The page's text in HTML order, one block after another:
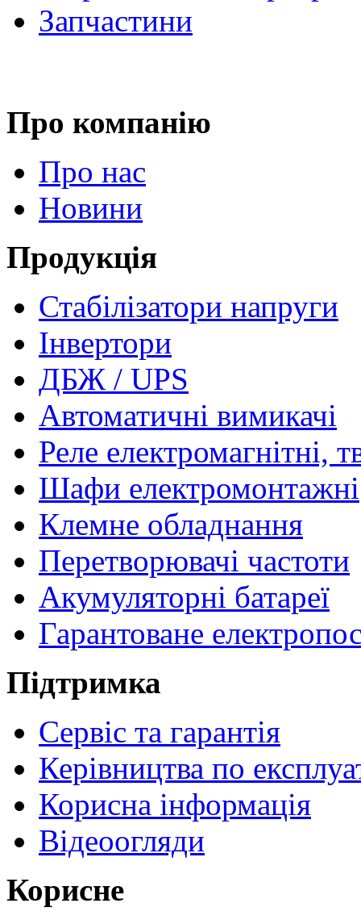
Запчастини
Про компанію
Про нас
Новини
Продукція
Стабілізатори напруги
Інвертори
ДБЖ / UPS
Автоматичні вимикачі
Реле електромагнітні,
Шафи електромонтажні
Клемне обладнання
Перетворювачі частоти
Акумуляторні батареї
Гарантоване
Підтримка
Сервіс та гарантія
Керівництва по
Корисна інформація
Відеоогляди
Корисне